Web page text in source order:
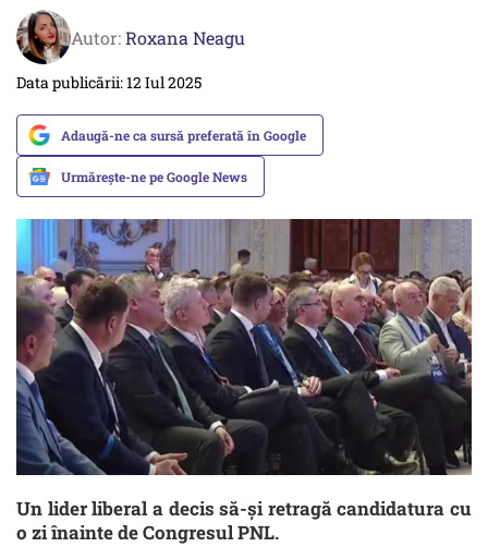
Autor:Roxana Neagu
Data publicării: 12 Iul 2025
Adaugă-ne ca sursă preferată în Google
Urmărește-ne pe Google News
Un lider liberal a decis să-și retragă candidatura cu
o zi înainte de Congresul PNL.